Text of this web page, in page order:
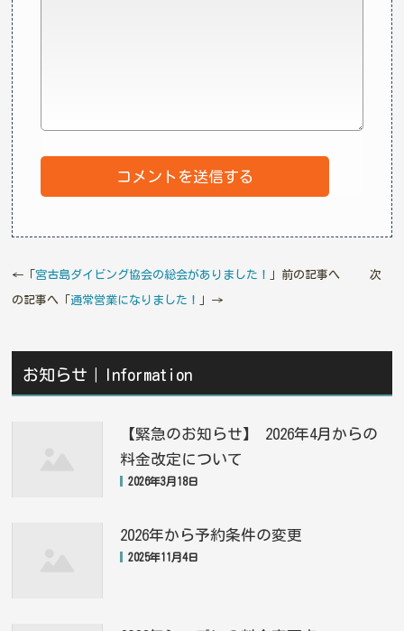
←「宮古島ダイビング協会の総会がありました！ 」前の記事へ 次
の記事へ「 通常営業になりました！ 」→
お知らせ｜Information
【緊急のお知らせ】 2026年4月からの
料金改定について
2026年3月18日
2026年から予約条件の変更
2025年11月4日